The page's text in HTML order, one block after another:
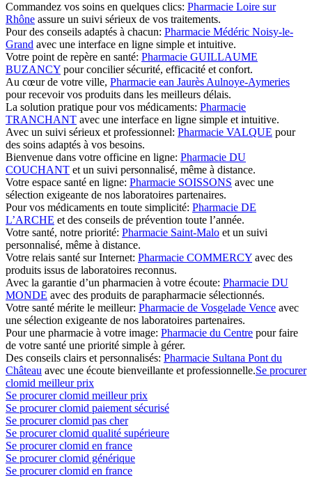
Commandez vos soins en quelques clics: Pharmacie Loire sur
Rhône assure un suivi sérieux de vos traitements.
Pour des conseils adaptés à chacun: Pharmacie Médéric Noisy-le-
Grand avec une interface en ligne simple et intuitive.
Votre point de repère en santé: Pharmacie GUILLAUME
BUZANCY pour concilier sécurité, efficacité et confort.
Au cœur de votre ville, Pharmacie ean Jaurès Aulnoye-Aymeries
pour recevoir vos produits dans les meilleurs délais.
La solution pratique pour vos médicaments: Pharmacie
TRANCHANT avec une interface en ligne simple et intuitive.
Avec un suivi sérieux et professionnel: Pharmacie VALQUE pour
des soins adaptés à vos besoins.
Bienvenue dans votre officine en ligne: Pharmacie DU
COUCHANT et un suivi personnalisé, même à distance.
Votre espace santé en ligne: Pharmacie SOISSONS avec une
sélection exigeante de nos laboratoires partenaires.
Pour vos médicaments en toute simplicité: Pharmacie DE
L’ARCHE et des conseils de prévention toute l’année.
Votre santé, notre priorité: Pharmacie Saint-Malo et un suivi
personnalisé, même à distance.
Votre relais santé sur Internet: Pharmacie COMMERCY avec des
produits issus de laboratoires reconnus.
Avec la garantie d’un pharmacien à votre écoute: Pharmacie DU
MONDE avec des produits de parapharmacie sélectionnés.
Votre santé mérite le meilleur: Pharmacie de Vosgelade Vence avec
une sélection exigeante de nos laboratoires partenaires.
Pour une pharmacie à votre image: Pharmacie du Centre pour faire
de votre santé une priorité simple à gérer.
Des conseils clairs et personnalisés: Pharmacie Sultana Pont du
Château avec une écoute bienveillante et professionnelle.Se procurer
clomid meilleur prix
Se procurer clomid meilleur prix
Se procurer clomid paiement sécurisé
Se procurer clomid pas cher
Se procurer clomid qualité supérieure
Se procurer clomid en france
Se procurer clomid générique
Se procurer clomid en france